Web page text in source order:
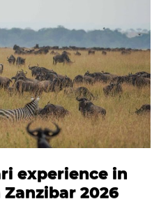
experience in
2026